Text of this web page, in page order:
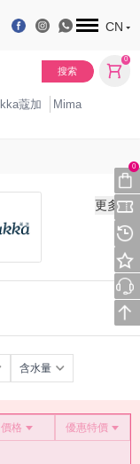
CN
搜索
0
蔻加
Mima
更多
含水量
價格 優惠特價
0